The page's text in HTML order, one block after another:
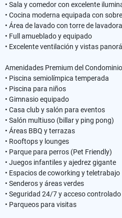
• Sala y comedor con excelente
• Cocina moderna equipada con
• Área de lavado con torre de
• Full amueblado y equipado
• Excelente ventilación y vistas
Amenidades Premium del
• Piscina semiolímpica temperada
• Piscina para niños
• Gimnasio equipado
• Casa club y salón para eventos
• Salón multiuso (billar y ping pong)
• Áreas BBQ y terrazas
• Rooftops y lounges
• Parque para perros (Pet Friendly)
• Juegos infantiles y ajedrez gigante
• Espacios de coworking y teletrabajo
• Senderos y áreas verdes
• Seguridad 24/7 y acceso controlado
• Parqueos para visitas